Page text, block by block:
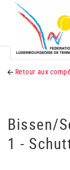
Retour aux
Bissen/
1 -